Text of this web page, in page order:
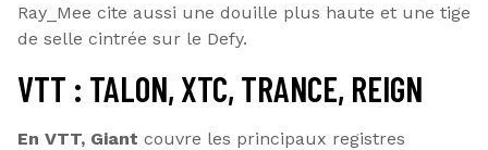
Ray_Mee cite aussi une douille plus haute et une tige
de selle cintrée sur le Defy.
VTT : TALON, XTC, TRANCE, REIGN
En VTT, Giant couvre les principaux registres